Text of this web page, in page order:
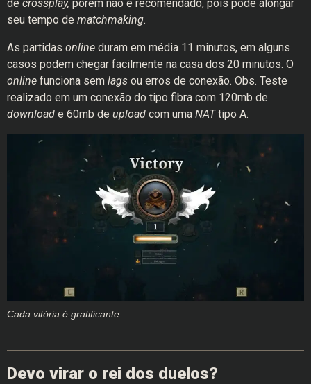
de crossplay, porém não é recomendado, pois pode alongar
seu tempo de matchmaking.
As partidas online duram em média 11 minutos, em alguns
casos podem chegar facilmente na casa dos 20 minutos. O
online funciona sem lags ou erros de conexão. Obs. Teste
realizado em um conexão do tipo fibra com 120mb de
download e 60mb de upload com uma NATtipo A.
Cada vitória é gratificante
Devo virar o rei dos duelos?